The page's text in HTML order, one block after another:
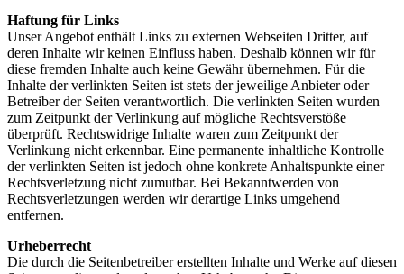
Haftung für Links
Unser Angebot enthält Links zu externen Webseiten Dritter, auf
deren Inhalte wir keinen Einfluss haben. Deshalb können wir für
diese fremden Inhalte auch keine Gewähr übernehmen. Für die
Inhalte der verlinkten Seiten ist stets der jeweilige Anbieter oder
Betreiber der Seiten verantwortlich. Die verlinkten Seiten wurden
zum Zeitpunkt der Verlinkung auf mögliche Rechtsverstöße
überprüft. Rechtswidrige Inhalte waren zum Zeitpunkt der
Verlinkung nicht erkennbar. Eine permanente inhaltliche Kontrolle
der verlinkten Seiten ist jedoch ohne konkrete Anhaltspunkte einer
Rechtsverletzung nicht zumutbar. Bei Bekanntwerden von
Rechtsverletzungen werden wir derartige Links umgehend
entfernen.
Urheberrecht
Die durch die Seitenbetreiber erstellten Inhalte und Werke auf diesen